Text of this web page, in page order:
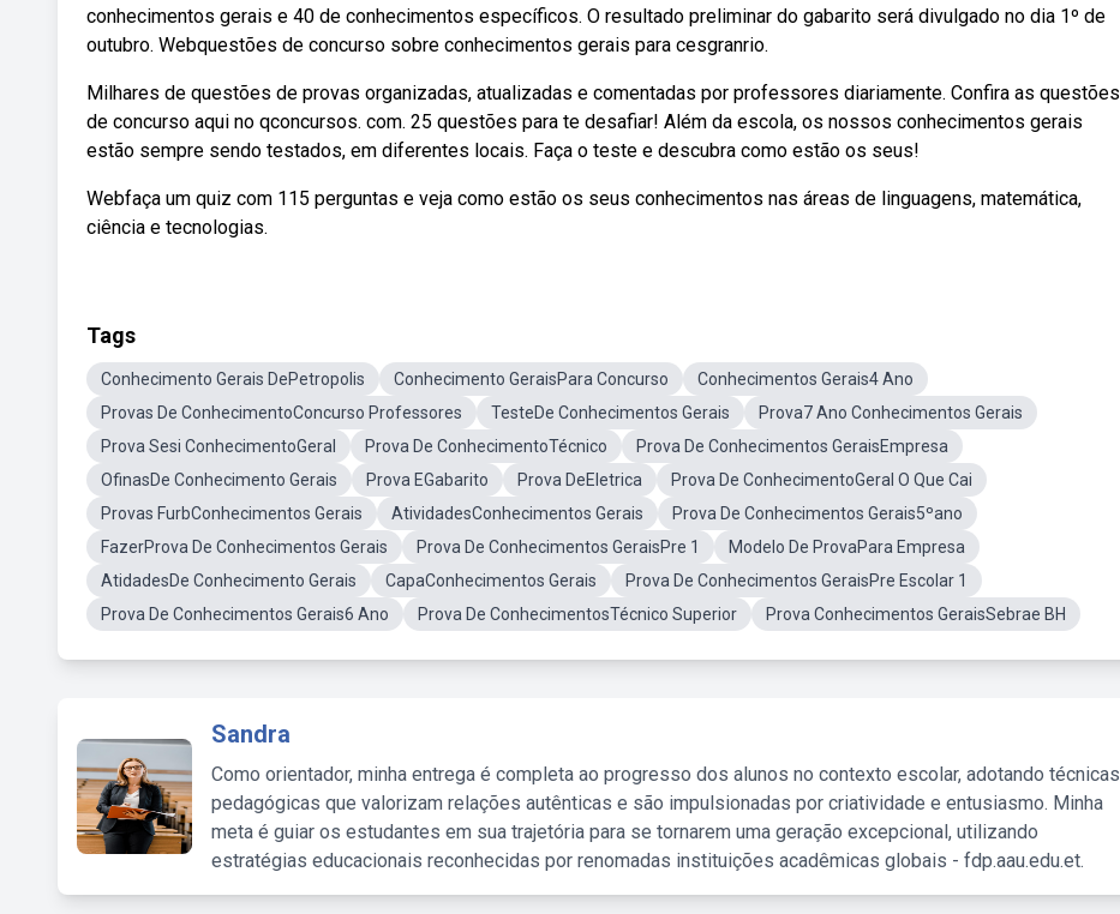
conhecimentos gerais e 40 de conhecimentos específicos. O resultado preliminar do gabarito será divulgado no dia 1º de
outubro. Webquestões de concurso sobre conhecimentos gerais para cesgranrio.
Milhares de questões de provas organizadas, atualizadas e comentadas por professores diariamente. Confira as questões
de concurso aqui no qconcursos. com. 25 questões para te desafiar! Além da escola, os nossos conhecimentos gerais
estão sempre sendo testados, em diferentes locais. Faça o teste e descubra como estão os seus!
Webfaça um quiz com 115 perguntas e veja como estão os seus conhecimentos nas áreas de linguagens, matemática,
ciência e tecnologias.
Tags
Conhecimento Gerais DePetropolis Conhecimento GeraisPara Concurso
Conhecimentos Gerais4 Ano
Provas De ConhecimentoConcurso Professores
TesteDe Conhecimentos Gerais
Prova7 Ano Conhecimentos Gerais
Prova Sesi ConhecimentoGeral
Prova De ConhecimentoTécnico
Prova De Conhecimentos GeraisEmpresa
OfinasDe Conhecimento Gerais
Prova EGabarito Prova DeEletrica
Prova De ConhecimentoGeral O Que Cai
Provas FurbConhecimentos Gerais
AtividadesConhecimentos Gerais
Prova De Conhecimentos Gerais5ºano
FazerProva De Conhecimentos Gerais
Prova De Conhecimentos GeraisPre 1
Modelo De ProvaPara Empresa
AtidadesDe Conhecimento Gerais
CapaConhecimentos Gerais
Prova De Conhecimentos GeraisPre Escolar 1
Prova De Conhecimentos Gerais6 Ano
Prova De ConhecimentosTécnico Superior Prova Conhecimentos GeraisSebrae BH
Sandra
Como orientador, minha entrega é completa ao progresso dos alunos no contexto escolar, adotando técnicas
pedagógicas que valorizam relações autênticas e são impulsionadas por criatividade e entusiasmo. Minha
meta é guiar os estudantes em sua trajetória para se tornarem uma geração excepcional, utilizando
estratégias educacionais reconhecidas por renomadas instituições acadêmicas globais - fdp.aau.edu.et.